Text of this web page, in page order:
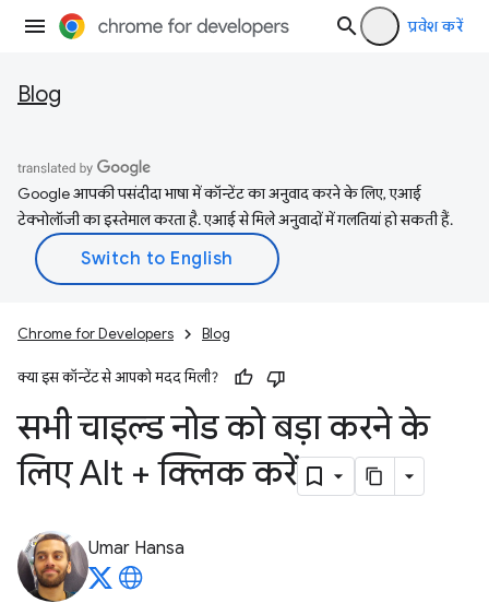
प्रवेश करें
Blog
Google आपकी पसंदीदा भाषा में कॉन्टेंट का अनुवाद करने के लिए, एआई
टेक्नोलॉजी का इस्तेमाल करता है. एआई से मिले अनुवादों में गलतियां हो सकती हैं.
Chrome for Developers Blog
क्या इस कॉन्टेंट से आपको मदद मिली?
सभी चाइल्ड नोड को बड़ा करने के
लिए Alt + क्लिक करें
Umar Hansa